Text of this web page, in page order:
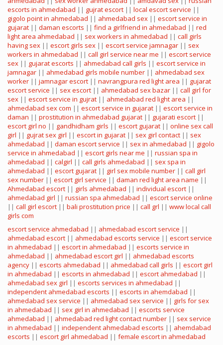
escorts in ahmedabad || gujrat escort || local escort service ||
gigolo point in ahmedabad || ahmedabad sex || escort service in
gujarat || daman escorts || find a girlfriend in ahmedabad || red
light area ahmedabad || sex workers in ahmedabad || call girls
having sex || escort girls sex || escort service jamnagar || sex
workers in ahmedabad || call girl service near me || escort service
sex || gujarat escorts || ahmedabad call girls || escort service in
jamnagar || ahmedabad girls mobile number || ahmedabad sex
worker || jamnagar escort || navrangpura red light area || gujarat
escort service || sex escort || ahmedabad sex bazar || call girl for
sex || escort service in gujrat || ahmedabad red light area ||
ahmedabad sex com || escort service in gujarat || escort service in
daman || prostitution in ahmedabad gujarat || gujarati escort ||
escort girl no || gandhidham girls || escort gujarat || online sex call
girl || gujrat sex girl || escort in gujarat || sex girl contact || sex
ahmedabad || daman escort service || sex in ahmedabad || gigolo
service in ahmedabad || escort girls near me || russian spa in
ahmedabad || calgirl || call girls ahmedabad || sex spa in
ahmedabad || escort gujarat || girl sex mobile number || call girl
sex number || escort girl service || daman red light area name ||
Ahmedabad escort || girls ahmedabad || individual escort ||
ahmedabad girl || russian spa ahmedabad || escort service online
|| call girl escort || bali prostitution price || call grl || www local call
girls com
escort service ahmedabad || ahmedabad escort service ||
ahmedabad escort || ahmedabad escorts service || escort service
in ahmedabad || escort in ahmedabad || escorts service in
ahmedabad || ahmedabad escort girl || ahmedabad escorts
agency || escorts ahmedabad || ahmedabad call girls || escort girl
in ahmedabad || escorts in ahmedabad || escort ahmedabad ||
ahmedabad sex girl || escorts services in ahmedabad ||
independent ahmedabad escorts || escorts in ahemdabad ||
ahmedabad sex service || ahmedabad sex service || girls for sex
in ahmedabad || sex girl in ahmedabad || escorts service
ahmedabad || ahmedabad red light contact number || sex service
in ahmedabad || independent ahmedabad escorts || ahemdabad
escorts || escort girl ahmedabad || female escort in ahmedabad